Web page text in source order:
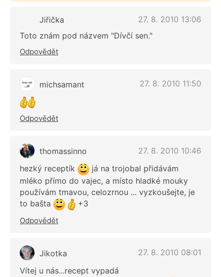
Jiřička
27. 8. 2010 13:06
Toto znám pod názvem "Dívčí sen."
Odpovědět
michsamant 27. 8. 2010 11:50
Odpovědět
thomassinno
27. 8. 2010 10:46
hezký receptík
já na trojobal přidávám
mléko přímo do vajec, a místo hladké mouky
používám tmavou, celozrnou ... vyzkoušejte, je
to bašta
+3
Odpovědět
Jikotka
27. 8. 2010 08:01
Vítej u nás...recept vypadá